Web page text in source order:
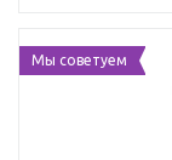
Мы советуем